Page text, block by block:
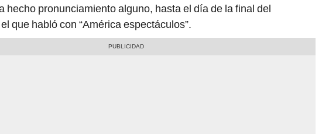
hecho pronunciamiento alguno, hasta el día de la final del
que habló con “América espectáculos”.